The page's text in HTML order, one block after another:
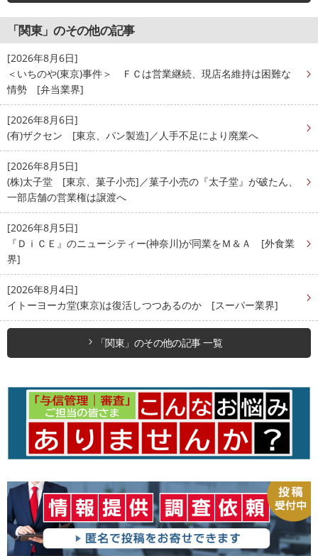
「関東」のその他の記事
[2026年8月6日]
＜いちのや(東京)事件＞ ＦＣは営業継続、現店名維持は困難な
情勢 [弁当業界]
[2026年8月6日]
(有)ザクセン [東京、パン製造]／人手不足により廃業へ
[2026年8月5日]
(株)太子堂 [東京、菓子小売]／菓子小売の『太子堂』が破たん、
一部店舗の営業権は譲渡へ
[2026年8月5日]
『ＤｉＣＥ』のニューシティー(神奈川)が同業をＭ＆Ａ [外食業
界]
[2026年8月4日]
イトーヨーカ堂(東京)は復活しつつあるのか [スーパー業界]
「関東」のその他の記事 一覧